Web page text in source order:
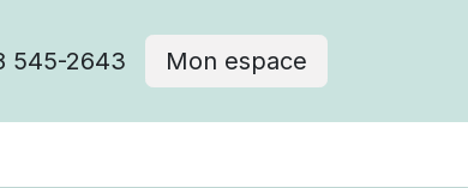
545-2643 Mon espace